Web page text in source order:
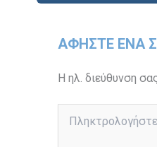
ΑΦΉΣΤΕ ΈΝΑ
Η ηλ. διεύθυνση
εδώ..